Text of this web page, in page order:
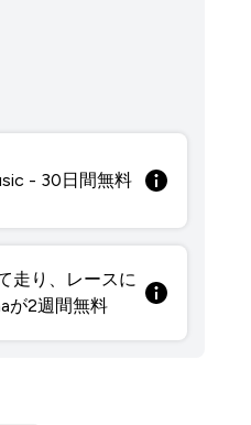
- 30日間無料
走り、レースに
が2週間無料